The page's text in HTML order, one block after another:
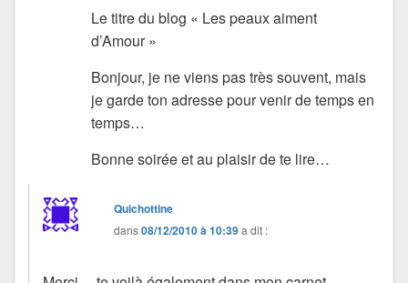
Le titre du blog « Les peaux aiment
d’Amour »
Bonjour, je ne viens pas très souvent, mais
je garde ton adresse pour venir de temps en
temps…
Bonne soirée et au plaisir de te lire…
Quichottine
dans08/12/2010 à 10:39a dit :